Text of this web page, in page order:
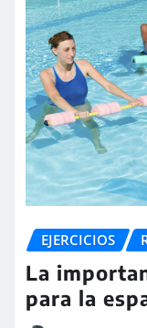
EJERCICIOS
La
para la